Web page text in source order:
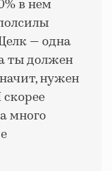
в нем
— одна
ты должен
нужен
много